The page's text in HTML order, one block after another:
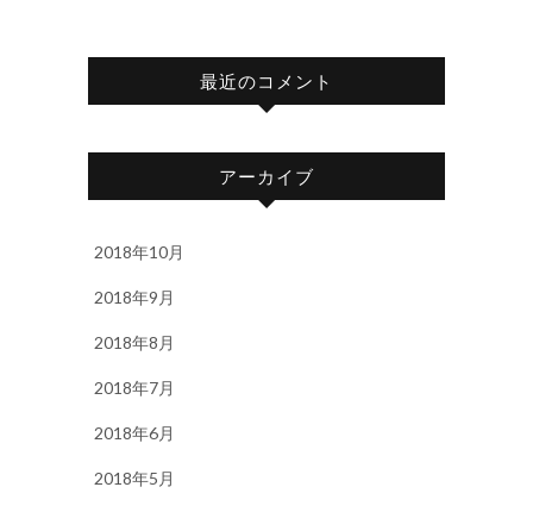
最近のコメント
アーカイブ
2018年10月
2018年9月
2018年8月
2018年7月
2018年6月
2018年5月